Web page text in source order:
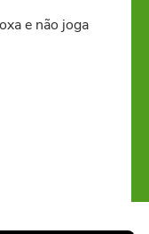
e não joga